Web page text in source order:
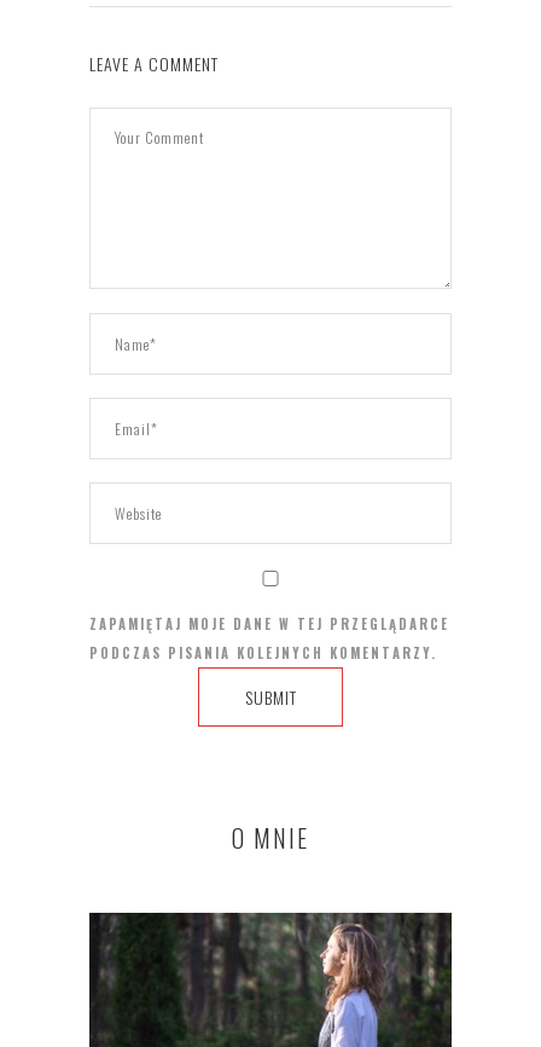
LEAVE A COMMENT
ZAPAMIĘTAJ MOJE DANE W TEJ PRZEGLĄDARCE
PODCZAS PISANIA KOLEJNYCH KOMENTARZY.
O MNIE